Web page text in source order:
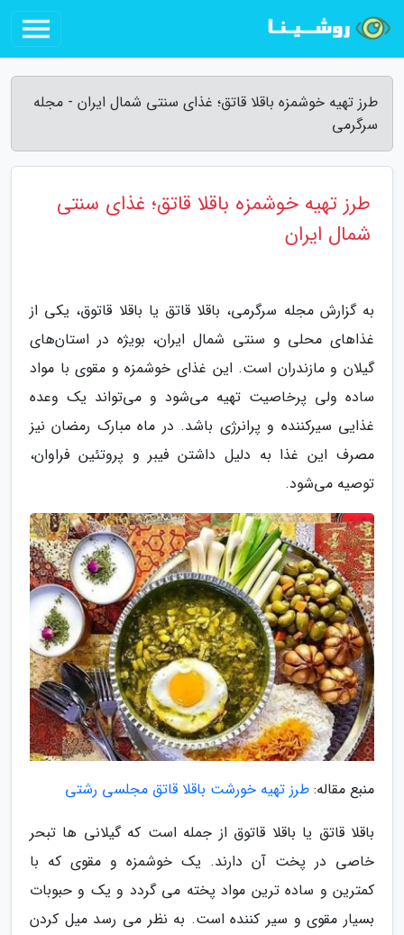
طرز تهیه خوشمزه باقلا قاتق؛ غذای سنتی شمال ایران - مجله
سرگرمی
طرز تهیه خوشمزه باقلا قاتق؛ غذای سنتی
شمال ایران
به گزارش مجله سرگرمی، باقلا قاتق یا باقلا قاتوق، یکی از
غذاهای محلی و سنتی شمال ایران، بویژه در استان‌های
گیلان و مازندران است. این غذای خوشمزه و مقوی با مواد
ساده ولی پرخاصیت تهیه می‌شود و می‌تواند یک وعده
غذایی سیرکننده و پرانرژی باشد. در ماه مبارک رمضان نیز
مصرف این غذا به دلیل داشتن فیبر و پروتئین فراوان،
توصیه می‌شود.
منبع مقاله: طرز تهیه خورشت باقلا قاتق مجلسی رشتی
باقلا قاتق یا باقلا قاتوق از جمله است که گیلانی ها تبحر
خاصی در پخت آن دارند. یک خوشمزه و مقوی که با
کمترین و ساده ترین مواد پخته می گردد و یک و حبوبات
بسیار مقوی و سیر کننده است. به نظر می رسد میل کردن